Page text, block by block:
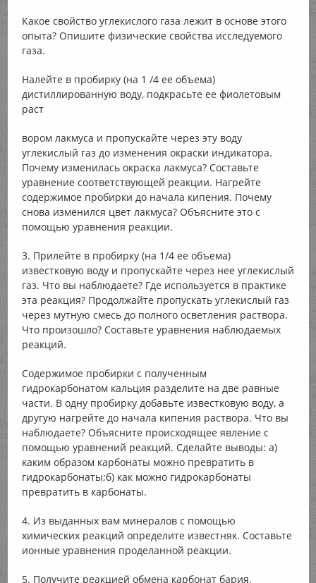
Какое свойство углекислого газа лежит в основе этого
опыта? Опишите физические свойства исследуемого
газа.
Налейте в пробирку (на 1 /4 ее объема)
дистиллированную воду, подкрасьте ее фиолетовым
раст
вором лакмуса и пропускайте через эту воду
углекислый газ до изменения окраски индикатора.
Почему изменилась окраска лакмуса? Составьте
уравнение соответствующей реакции. Нагрейте
содержимое пробирки до начала кипения. Почему
снова изменился цвет лакмуса? Объясните это с
помощью уравнения реакции.
3. Прилейте в пробирку (на 1/4 ее объема)
известковую воду и пропускайте через нее углекислый
газ. Что вы наблюдаете? Где используется в практике
эта реакция? Продолжайте пропускать углекислый газ
через мутную смесь до полного осветления раствора.
Что произошло? Составьте уравнения наблюдаемых
реакций.
Содержимое пробирки с полученным
гидрокарбонатом кальция разделите на две равные
части. В одну пробирку добавьте известковую воду, а
другую нагрейте до начала кипения раствора. Что вы
наблюдаете? Объясните происходящее явление с
помощью уравнений реакций. Сделайте выводы: а)
каким образом карбонаты можно превратить в
гидрокарбонаты;б) как можно гидрокарбонаты
превратить в карбонаты.
4. Из выданных вам минералов с помощью
химических реакций определите известняк. Составьте
ионные уравнения проделанной реакции.
5. Получите реакцией обмена карбонат бария.